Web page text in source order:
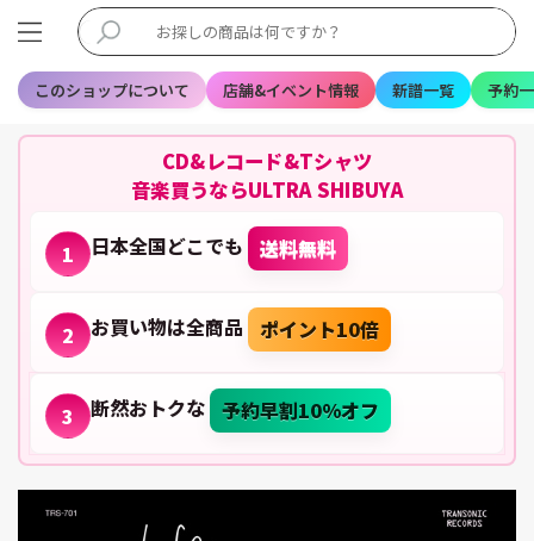
このショップについて 店舗&イベント情報 新譜一覧 予約
CD&レコード&Tシャツ
音楽買うならULTRA SHIBUYA
1 日本全国どこでも 送料無料
2 お買い物は全商品 ポイント10倍
3 断然おトクな 予約早割10%オフ